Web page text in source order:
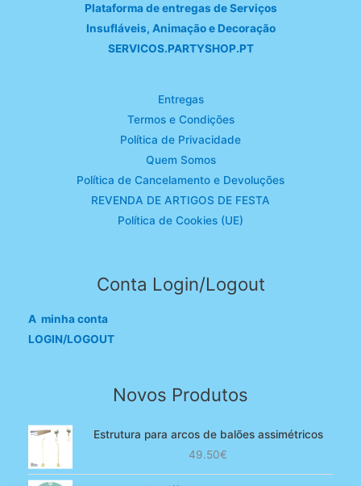
Plataforma de entregas de Serviços
Insufláveis, Animação e Decoração
SERVICOS.PARTYSHOP.PT
Entregas
Termos e Condições
Política de Privacidade
Quem Somos
Política de Cancelamento e Devoluções
REVENDA DE ARTIGOS DE FESTA
Política de Cookies (UE)
Conta Login/Logout
A minha conta
LOGIN/LOGOUT
Novos Produtos
Estrutura para arcos de balões assimétricos
49.50€